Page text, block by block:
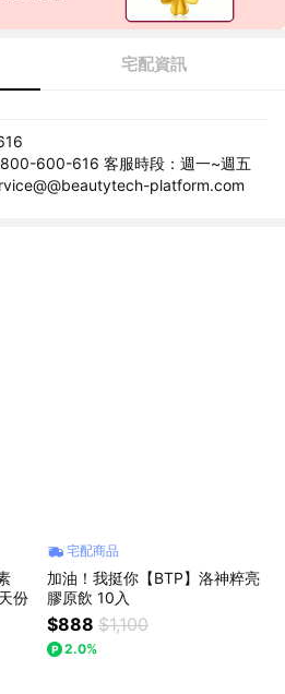
宅配資訊
600-616 客服時段：週一~週五
platform.com
份
宅配商品
加油！我挺你【BTP】洛神粹亮
膠原飲 10入
$888 $1,100
2.0%